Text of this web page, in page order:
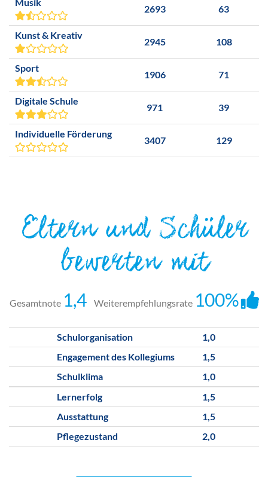
2693 63
Kunst & Kreativ
2945 108
Sport
1906 71
Digitale Schule
971 39
Individuelle Förderung
3407 129
Eltern und Schüler
bewerten mit
Gesamtnote 1,4Weiterempfehlungsrate 100%
Schulorganisation
1,0
Engagement des Kollegiums
1,5
Schulklima
1,0
Lernerfolg
1,5
Ausstattung
1,5
Pflegezustand
2,0